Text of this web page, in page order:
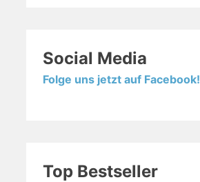
Social Media
Folge uns jetzt auf Facebook!
Top Bestseller